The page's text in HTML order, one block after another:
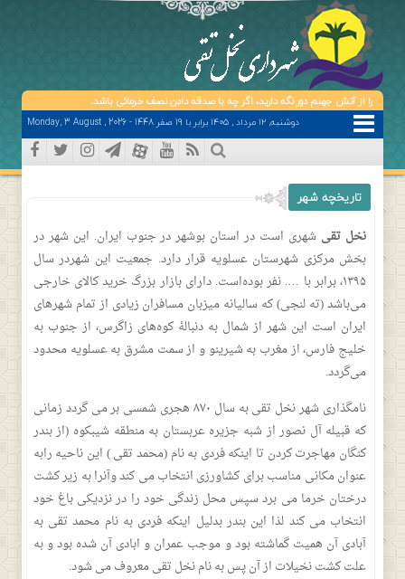
خود را از آتش جهنم دور نگه دارید، اگر چه با صدقه دادن نصف خرمائی باشد.
دوشنبه, ۱۲ مرداد , ۱۴۰۵ برابر با 19 صفر 1448 - Monday, 3 August , 2026
تاريخچه شهر
نخل تقی شهری است در استان بوشهر در جنوب ایران. این شهر در
بخش مرکزی شهرستان عسلویه قرار دارد. جمعیت این شهردر سال
۱۳۹۵، برابر با …. نفر بوده‌است. دارای بازار بزرگ خرید کالای خارجی
می‌باشد (ته لنجی) که سالیانه میزبان مسافران زیادی از تمام شهرهای
ایران است اين شهر از شمال به دنبالهٔ کوه‌های زاگرس، از جنوب به
خلیج فارس، از مغرب به شیرینو و از سمت مشرق به عسلویه محدود
می‌گردد.
نامگذاری شهر نخل تقی به سال ۸۷۰ هجری شمسی بر می گردد زمانی
که قبیله آل نصور از شبه جزیره عربستان به منطقه شیبکوه (از بندر
کنگان مهاجرت کردن تا اینکه فردی به نام (محمد تقی ) این ناحیه رابه
عنوان مکانی مناسب برای کشاورزی انتخاب می کند وآنرا به زیر كشت
درختان خرما می برد سپس محل زندگی خود را در نزدیکی باغ خود
انتخاب می کند لذا این بندر بدلیل اینکه فردی به نام محمد تقی به
آبادی آن همیت گماشته بود و موجب عمران و ابادی آن شده بود و به
علت کشت نخیلات از آن پس به نام نخل تقی معروف می شود.